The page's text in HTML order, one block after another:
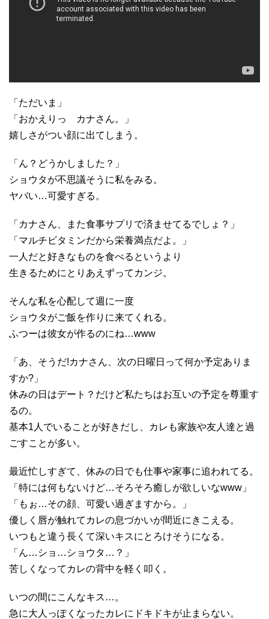
「ただいま」
「おかえりっ カナさん。」
嬉しさがつい顔に出てしまう。
「ん？どうかしました？」
ショウタが不思議そうに私をみる。
ヤバい…可愛すぎる。
「カナさん、また食事サプリで済ませてるでしょ？」
「マルチビタミンだから栄養満点だよ。」
一人だと好きなものを食べるというより
生きるためにとりあえずってカンジ。
そんな私を心配して週に一度
ショウタがご飯を作りに来てくれる。
ふつーは彼女が作るのにね…www
「あ、そうだ!カナさん、次の日曜日って何か予定ありま
すか?」
休みの日はデート？だけど私たちはお互いの予定を尊重す
るの。
基本1人でいることが好きだし、カレも家族や友人達と過
ごすことが多い。
最近忙しすぎて、休みの日でも仕事や家事に追われてる。
「特には何もないけど…そろそろ癒しが欲しいなwww」
「もぉ…その顔、可愛い過ぎますから。」
優しく唇が触れてカレの息づかいが間近にきこえる。
いつもと違う長くて深いキスにとろけそうになる。
「ん…ショ…ショウタ…？」
苦しくなってカレの背中を軽く叩く。
いつの間にこんなキス…。
急に大人っぽくなったカレにドキドキが止まらない。